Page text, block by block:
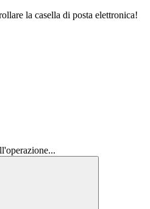
la casella di posta elettronica!